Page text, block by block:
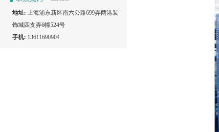
地址: 上海浦东新区南六公路699弄两港装
饰城四支弄6幢524号
手机: 13611690904